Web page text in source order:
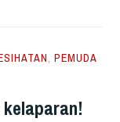
,PEMUDA